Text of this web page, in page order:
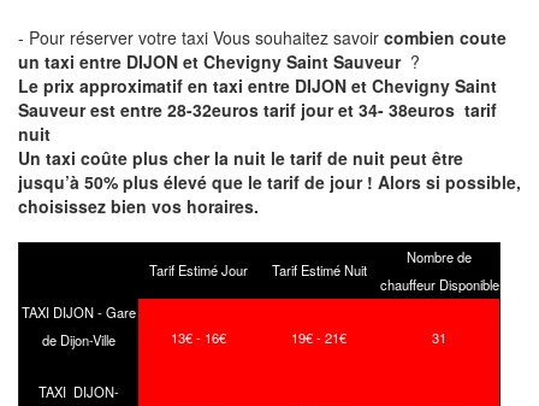
- Pour réserver votre taxi Vous souhaitez savoir combien coute
un taxi entre DIJON et Chevigny Saint Sauveur ?
Le prix approximatif en taxi entre DIJON et Chevigny Saint
Sauveur est entre 28-32euros tarif jour et 34- 38euros tarif
nuit
Un taxi coûte plus cher la nuit le tarif de nuit peut être
jusqu’à 50% plus élevé que le tarif de jour ! Alors si possible,
choisissez bien vos horaires.
Tarif Estimé Jour Tarif Estimé Nuit
Nombre de
chauffeur Disponible
TAXI DIJON - Gare
de Dijon-Ville
13€ - 16€ 19€ - 21€ 31
TAXI DIJON-